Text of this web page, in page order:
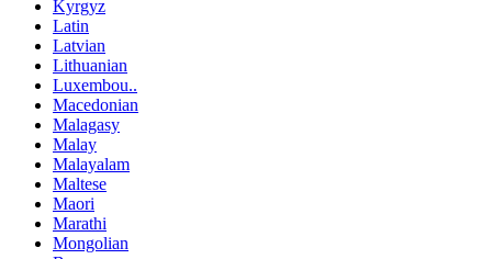
Kyrgyz
Latin
Latvian
Lithuanian
Luxembou..
Macedonian
Malagasy
Malay
Malayalam
Maltese
Maori
Marathi
Mongolian